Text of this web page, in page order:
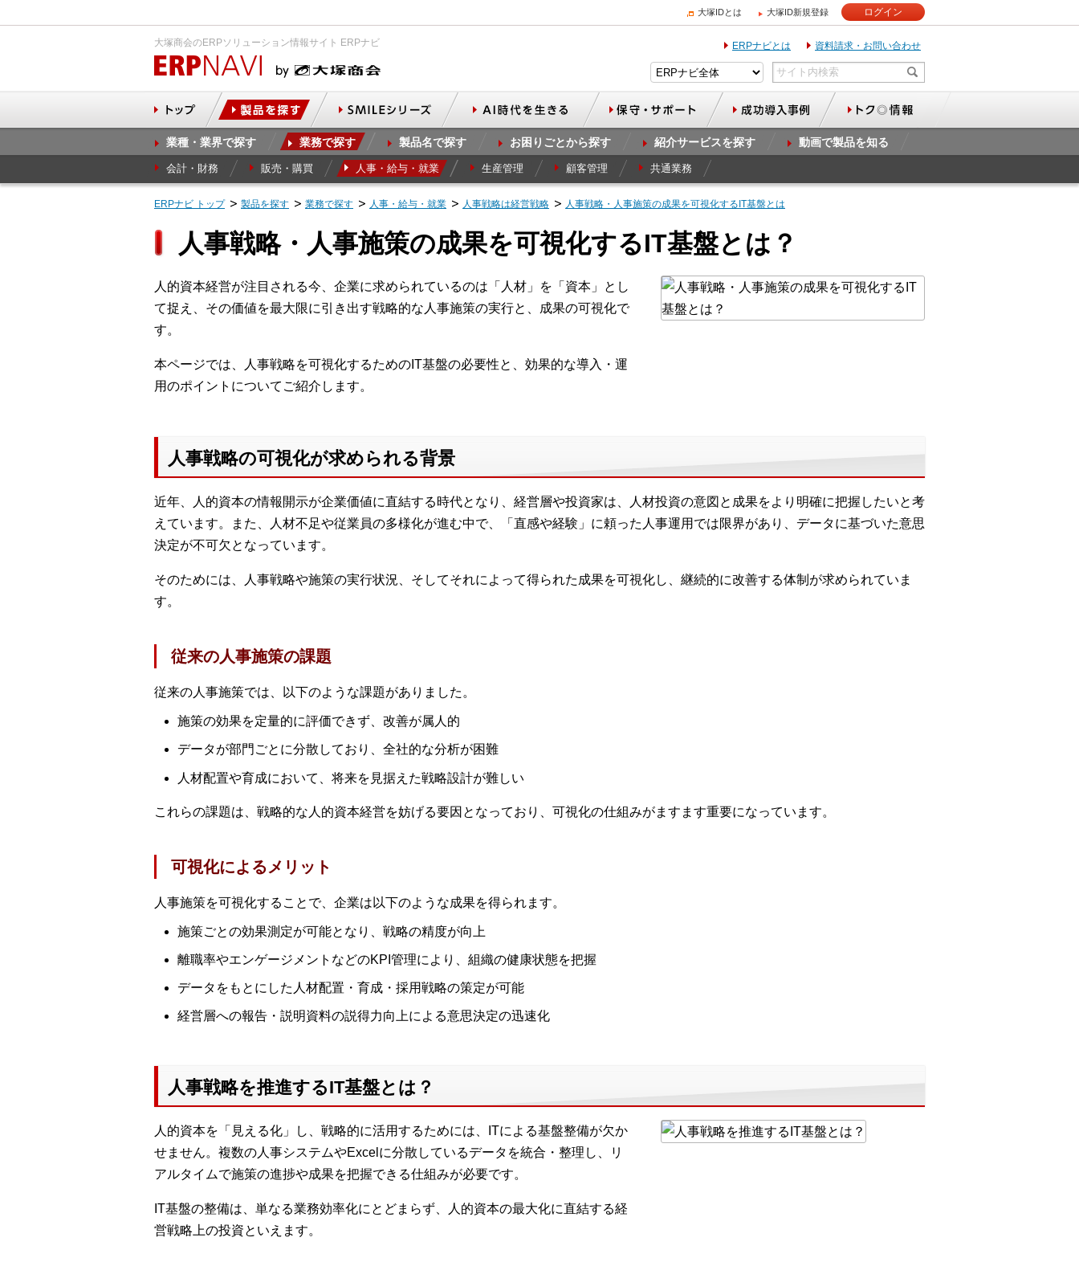
大塚IDとは 大塚ID新規登録 ログイン
大塚商会のERPソリューション情報サイト ERPナビ ERPナビとは 資料請求・お問い合わせ
業種・業界で探す 業務で探す 製品名で探す お困りごとから探す 紹介サービスを探す 動画で製品を知る
会計・財務 販売・購買 人事・給与・就業 生産管理 顧客管理 共通業務
ERPナビ トップ 製品を探す 業務で探す 人事・給与・就業 人事戦略は経営戦略 人事戦略・人事施策の成果を可視化するIT基盤とは
人事戦略・人事施策の成果を可視化するIT基盤とは？
人的資本経営が注目される今、企業に求められているのは「人材」を「資本」とし
て捉え、その価値を最大限に引き出す戦略的な人事施策の実行と、成果の可視化で
す。
本ページでは、人事戦略を可視化するためのIT基盤の必要性と、効果的な導入・運
用のポイントについてご紹介します。
人事戦略の可視化が求められる背景
近年、人的資本の情報開示が企業価値に直結する時代となり、経営層や投資家は、人材投資の意図と成果をより明確に把握したいと考
えています。また、人材不足や従業員の多様化が進む中で、「直感や経験」に頼った人事運用では限界があり、データに基づいた意思
決定が不可欠となっています。
そのためには、人事戦略や施策の実行状況、そしてそれによって得られた成果を可視化し、継続的に改善する体制が求められていま
す。
従来の人事施策の課題
従来の人事施策では、以下のような課題がありました。
施策の効果を定量的に評価できず、改善が属人的
データが部門ごとに分散しており、全社的な分析が困難
人材配置や育成において、将来を見据えた戦略設計が難しい
これらの課題は、戦略的な人的資本経営を妨げる要因となっており、可視化の仕組みがますます重要になっています。
可視化によるメリット
人事施策を可視化することで、企業は以下のような成果を得られます。
施策ごとの効果測定が可能となり、戦略の精度が向上
離職率やエンゲージメントなどのKPI管理により、組織の健康状態を把握
データをもとにした人材配置・育成・採用戦略の策定が可能
経営層への報告・説明資料の説得力向上による意思決定の迅速化
人事戦略を推進するIT基盤とは？
人的資本を「見える化」し、戦略的に活用するためには、ITによる基盤整備が欠か
せません。複数の人事システムやExcelに分散しているデータを統合・整理し、リ
アルタイムで施策の進捗や成果を把握できる仕組みが必要です。
IT基盤の整備は、単なる業務効率化にとどまらず、人的資本の最大化に直結する経
営戦略上の投資といえます。